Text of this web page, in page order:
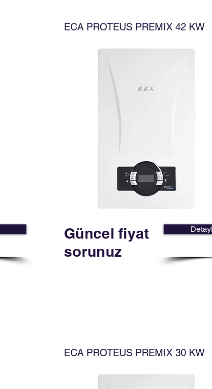
ECA PROTEUS PREMIX 42 KW
Güncel fiyat
sorunuz
ECA PROTEUS PREMIX 30 KW